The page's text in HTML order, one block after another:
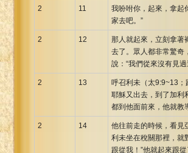
2 11
我吩咐你，起來，拿起
家去吧。”
2 12
那人就起來，立刻拿著
去了。眾人都非常驚奇
說：“我們從來沒有見
2 13
呼召利未（太9:9~13；
耶穌又出去，到了加利
都到他面前來，他就教
2 14
他往前走的時候，看見
利未坐在稅關那裡，就
跟從我！”他就起來跟從